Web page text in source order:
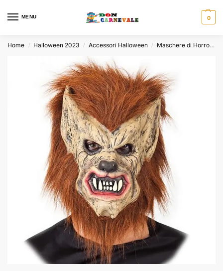
MENU 0
Home / Halloween 2023 / Accessori Halloween / Maschere di Horror